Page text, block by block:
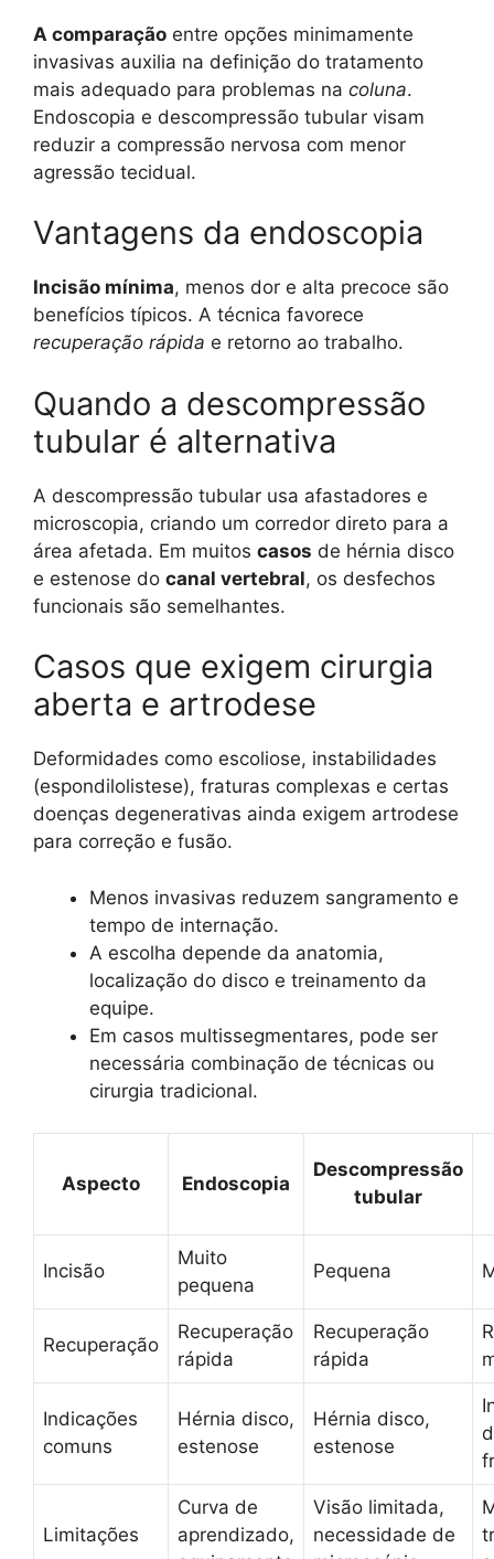
A comparação entre opções minimamente
invasivas auxilia na definição do tratamento
mais adequado para problemas na coluna.
Endoscopia e descompressão tubular visam
reduzir a compressão nervosa com menor
agressão tecidual.
Vantagens da endoscopia
Incisão mínima, menos dor e alta precoce são
benefícios típicos. A técnica favorece
recuperação rápida e retorno ao trabalho.
Quando a descompressão
tubular é alternativa
A descompressão tubular usa afastadores e
microscopia, criando um corredor direto para a
área afetada. Em muitos casos de hérnia disco
e estenose do canal vertebral, os desfechos
funcionais são semelhantes.
Casos que exigem cirurgia
aberta e artrodese
Deformidades como escoliose, instabilidades
(espondilolistese), fraturas complexas e certas
doenças degenerativas ainda exigem artrodese
para correção e fusão.
Menos invasivas reduzem sangramento e
tempo de internação.
A escolha depende da anatomia,
localização do disco e treinamento da
equipe.
Em casos multissegmentares, pode ser
necessária combinação de técnicas ou
cirurgia tradicional.
Aspecto Endoscopia
Descompressão
tubular
Incisão
Muito
pequena
Pequena
Recuperação
Recuperação
rápida
Recuperação
rápida
Indicações
comuns
Hérnia disco,
estenose
Hérnia disco,
estenose
Limitações
Curva de
aprendizado,
Visão limitada,
necessidade de